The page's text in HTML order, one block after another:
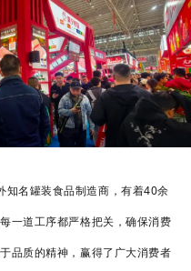
知名罐装食品制造商，有着40余
一道工序都严格把关，确保消费
品质的精神，赢得了广大消费者